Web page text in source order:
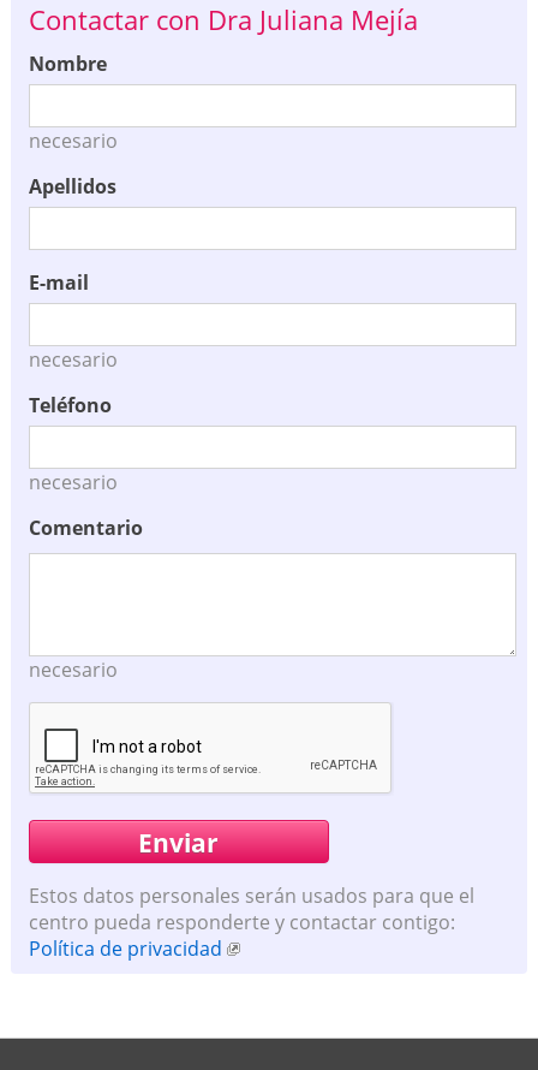
Contactar con Dra Juliana Mejía
Nombre
necesario
Apellidos
E-mail
necesario
Teléfono
necesario
Comentario
necesario
Estos datos personales serán usados para que el
centro pueda responderte y contactar contigo:
Política de privacidad